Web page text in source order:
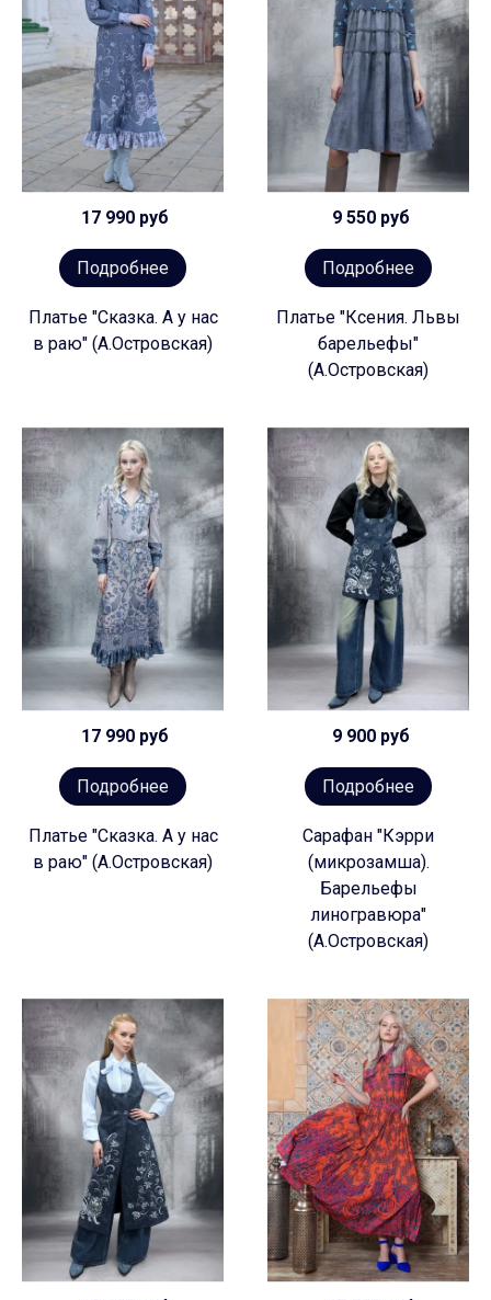
17 990 руб
Подробнее
Платье "Сказка. А у нас
в раю" (А.Островская)
9 550 руб
Подробнее
Платье "Ксения. Львы
барельефы"
(А.Островская)
17 990 руб
Подробнее
Платье "Сказка. А у нас
в раю" (А.Островская)
9 900 руб
Подробнее
Сарафан "Кэрри
(микрозамша).
Барельефы
линогравюра"
(А.Островская)